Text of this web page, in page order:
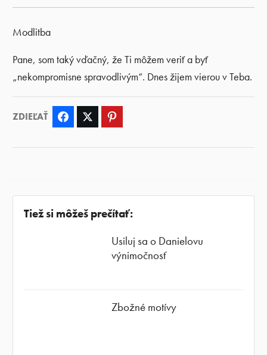
Modlitba
Pane, som taký vďačný, že Ti môžem veriť a byť
„nekompromisne spravodlivým“. Dnes žijem vierou v Teba.
ZDIEĽAŤ Facebook Twitter
Tiež si môžeš prečítať:
Usiluj sa o Danielovu
výnimočnosť
Zbožné motívy